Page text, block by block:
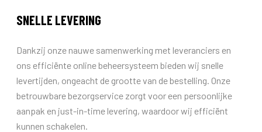
SNELLE LEVERING
Dankzij onze nauwe samenwerking met leveranciers en
ons efficiënte online beheersysteem bieden wij snelle
levertijden, ongeacht de grootte van de bestelling. Onze
betrouwbare bezorgservice zorgt voor een persoonlijke
aanpak en just-in-time levering, waardoor wij efficiënt
kunnen schakelen.